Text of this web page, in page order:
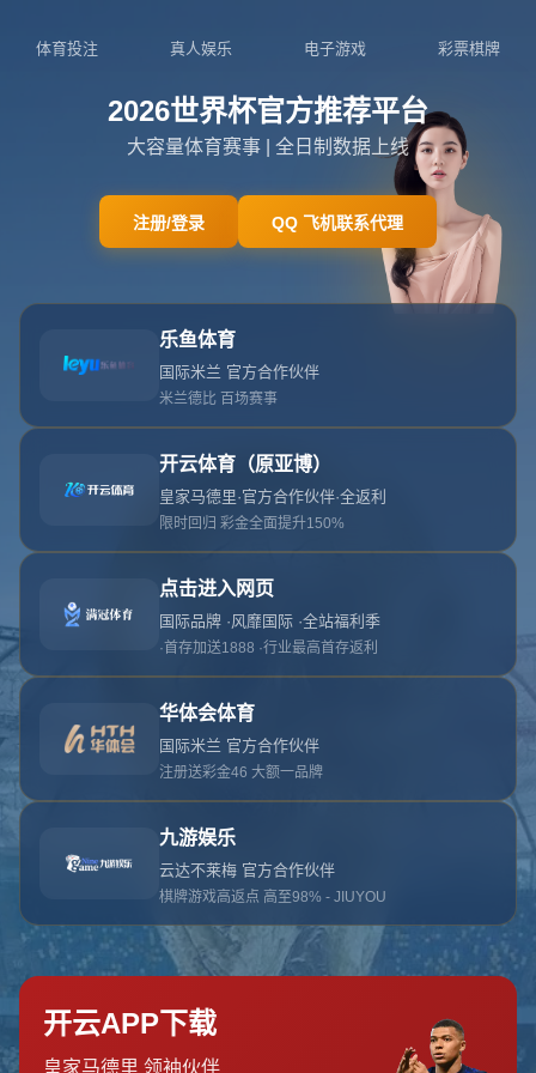
您当前的位置: 主页>产品中心
3 4